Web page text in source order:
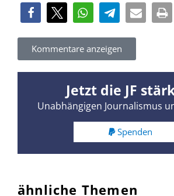
Kommentare anzeigen
Jetzt die JF
Unabhängigen Journalismus
Spenden
ähnliche Themen